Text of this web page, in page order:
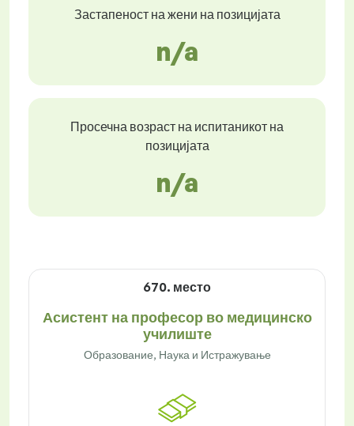
Застапеност на жени на позицијата
n/a
Просечна возраст на испитаникот на
позицијата
n/a
670. место
Асистент на професор во медицинско
училиште
Образование, Наука и Истражување